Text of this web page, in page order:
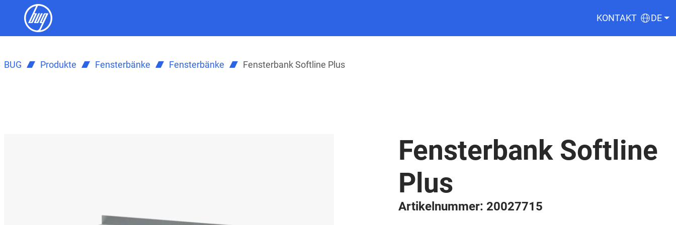
KONTAKT DE
BUG Produkte Fensterbänke Fensterbänke Fensterbank Softline Plus
Fensterbank Softline
Plus
Artikelnummer: 20027715